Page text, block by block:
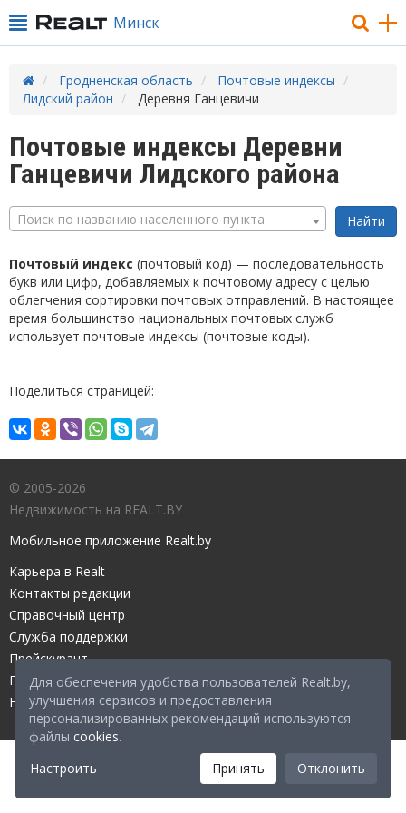
Для обеспечения удобства пользователей Realt.by,
улучшения сервисов и предоставления
персонализированных рекомендаций используются
файлы cookies.
Настроить
Принять Отклонить
Минск
Гродненская область
Почтовые индексы
Лидский район
Деревня Ганцевичи
Почтовые индексы Деревни
Ганцевичи Лидского района
Поиск по названию населенного пункта
Почтовый индекс (почтовый код) — последовательность
букв или цифр, добавляемых к почтовому адресу с целью
облегчения сортировки почтовых отправлений. В настоящее
время большинство национальных почтовых служб
использует почтовые индексы (почтовые коды).
Поделиться страницей:
© 2005-2026
Недвижимость на REALT.BY
Мобильное приложение Realt.by
Карьера в Realt
Контакты редакции
Справочный центр
Служба поддержки
Прейскурант
Правовые документы
Настройка файлов cookies